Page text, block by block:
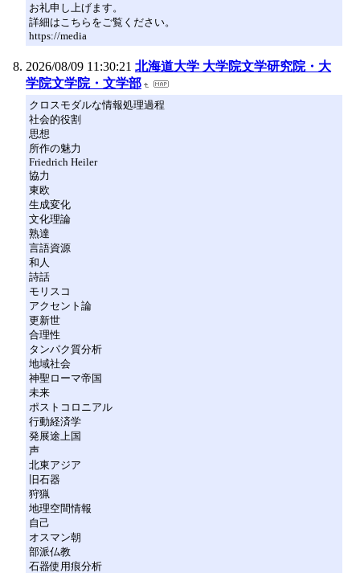
お礼申し上げます。
詳細はこちらをご覧ください。
https://media
2026/08/09 11:30:21 北海道大学 大学院文学研究院・大
学院文学院・文学部
クロスモダルな情報処理過程
社会的役割
思想
所作の魅力
Friedrich Heiler
協力
東欧
生成変化
文化理論
熟達
言語資源
和人
詩話
モリスコ
アクセント論
更新世
合理性
タンパク質分析
地域社会
神聖ローマ帝国
未来
ポストコロニアル
行動経済学
発展途上国
声
北東アジア
旧石器
狩猟
地理空間情報
自己
オスマン朝
部派仏教
石器使用痕分析